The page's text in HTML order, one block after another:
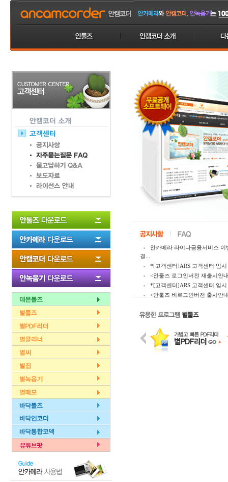
안카메라 라이나금융서비스 이
결...
*[고객센터]ARS 고객센터 임시
<안툴즈 로그인버전 재출시안
*[고객센터]ARS 고객센터 임시
<안툴즈 비로그인버전 출시안